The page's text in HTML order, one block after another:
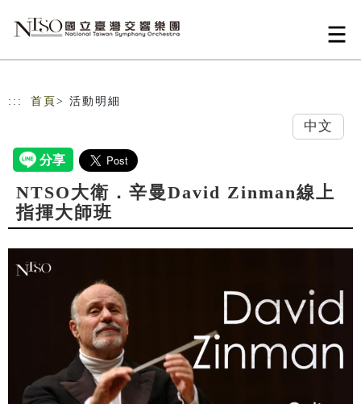
::: 首頁 > 活動明細
中文
NTSO大衛．辛曼David Zinman線上
指揮大師班